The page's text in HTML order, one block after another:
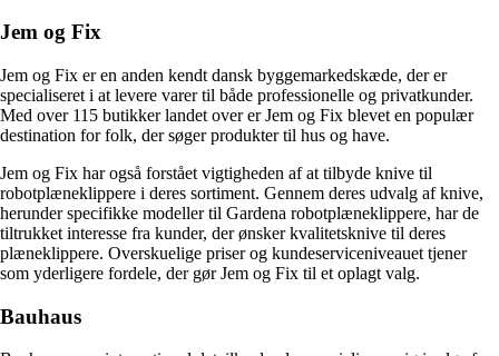
Jem og Fix
Jem og Fix er en anden kendt dansk byggemarkedskæde, der er
specialiseret i at levere varer til både professionelle og privatkunder.
Med over 115 butikker landet over er Jem og Fix blevet en populær
destination for folk, der søger produkter til hus og have.
Jem og Fix har også forstået vigtigheden af at tilbyde knive til
robotplæneklippere i deres sortiment. Gennem deres udvalg af knive,
herunder specifikke modeller til Gardena robotplæneklippere, har de
tiltrukket interesse fra kunder, der ønsker kvalitetsknive til deres
plæneklippere. Overskuelige priser og kundeserviceniveauet tjener
som yderligere fordele, der gør Jem og Fix til et oplagt valg.
Bauhaus